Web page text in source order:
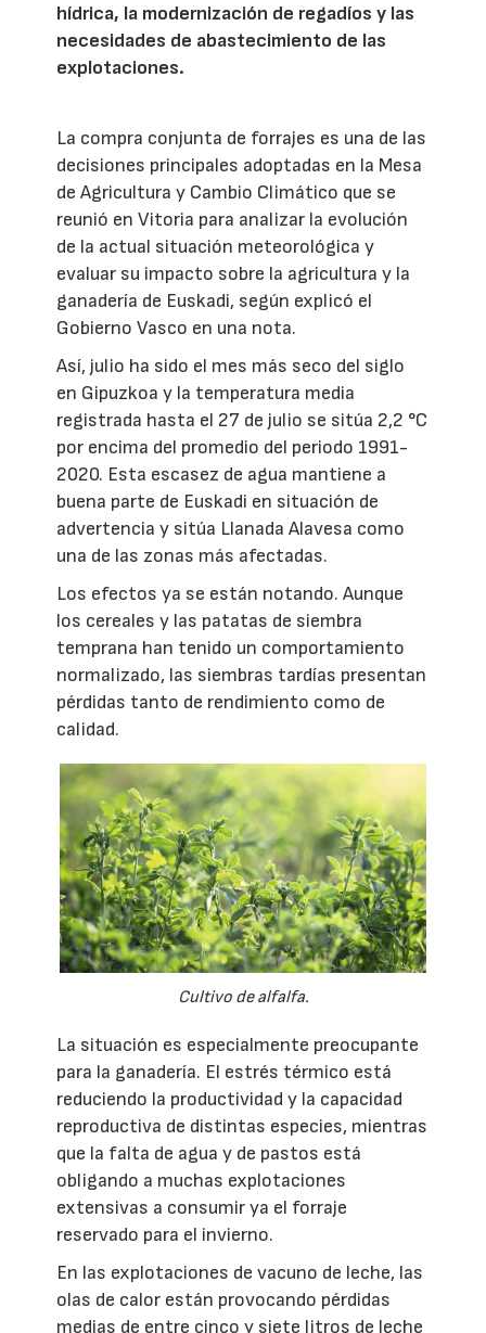
hídrica, la modernización de regadíos y las
necesidades de abastecimiento de las
explotaciones.
La compra conjunta de forrajes es una de las
decisiones principales adoptadas en la Mesa
de Agricultura y Cambio Climático que se
reunió en Vitoria para analizar la evolución
de la actual situación meteorológica y
evaluar su impacto sobre la agricultura y la
ganadería de Euskadi, según explicó el
Gobierno Vasco en una nota.
Así, julio ha sido el mes más seco del siglo
en Gipuzkoa y la temperatura media
registrada hasta el 27 de julio se sitúa 2,2 °C
por encima del promedio del periodo 1991-
2020. Esta escasez de agua mantiene a
buena parte de Euskadi en situación de
advertencia y sitúa Llanada Alavesa como
una de las zonas más afectadas.
Los efectos ya se están notando. Aunque
los cereales y las patatas de siembra
temprana han tenido un comportamiento
normalizado, las siembras tardías presentan
pérdidas tanto de rendimiento como de
calidad.
Cultivo de alfalfa.
La situación es especialmente preocupante
para la ganadería. El estrés térmico está
reduciendo la productividad y la capacidad
reproductiva de distintas especies, mientras
que la falta de agua y de pastos está
obligando a muchas explotaciones
extensivas a consumir ya el forraje
reservado para el invierno.
En las explotaciones de vacuno de leche, las
olas de calor están provocando pérdidas
medias de entre cinco y siete litros de leche